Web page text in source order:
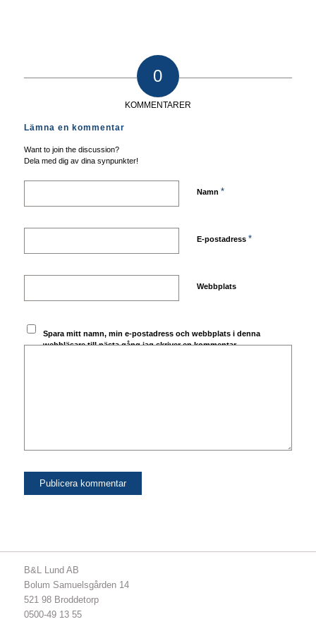
0
KOMMENTARER
Lämna en kommentar
Want to join the discussion?
Dela med dig av dina synpunkter!
Namn *
E-postadress *
Webbplats
Spara mitt namn, min e-postadress och webbplats i denna
webbläsare till nästa gång jag skriver en kommentar.
B&L Lund AB
Bolum Samuelsgården 14
521 98 Broddetorp
0500-49 13 55